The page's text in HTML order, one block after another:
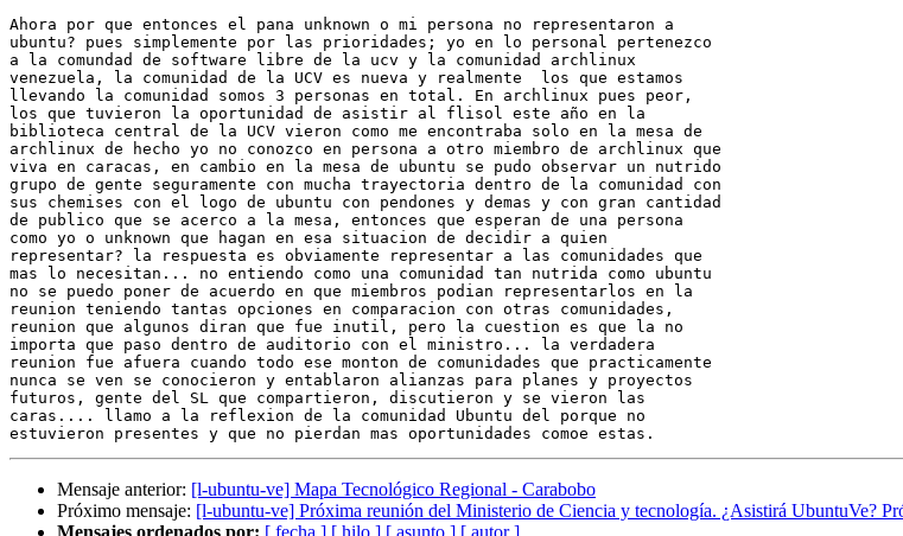
Ahora por que entonces el pana unknown o mi persona no representaron a
ubuntu? pues simplemente por las prioridades; yo en lo personal pertenezco
a la comundad de software libre de la ucv y la comunidad archlinux
venezuela, la comunidad de la UCV es nueva y realmente  los que estamos
llevando la comunidad somos 3 personas en total. En archlinux pues peor,
los que tuvieron la oportunidad de asistir al flisol este año en la
biblioteca central de la UCV vieron como me encontraba solo en la mesa de
archlinux de hecho yo no conozco en persona a otro miembro de archlinux que
viva en caracas, en cambio en la mesa de ubuntu se pudo observar un nutrido
grupo de gente seguramente con mucha trayectoria dentro de la comunidad con
sus chemises con el logo de ubuntu con pendones y demas y con gran cantidad
de publico que se acerco a la mesa, entonces que esperan de una persona
como yo o unknown que hagan en esa situacion de decidir a quien
representar? la respuesta es obviamente representar a las comunidades que
mas lo necesitan... no entiendo como una comunidad tan nutrida como ubuntu
no se puedo poner de acuerdo en que miembros podian representarlos en la
reunion teniendo tantas opciones en comparacion con otras comunidades,
reunion que algunos diran que fue inutil, pero la cuestion es que la no
importa que paso dentro de auditorio con el ministro... la verdadera
reunion fue afuera cuando todo ese monton de comunidades que practicamente
nunca se ven se conocieron y entablaron alianzas para planes y proyectos
futuros, gente del SL que compartieron, discutieron y se vieron las
caras.... llamo a la reflexion de la comunidad Ubuntu del porque no
Mensaje anterior: [l-ubuntu-ve] Mapa Tecnológico Regional - Carabobo
Próximo mensaje: [l-ubuntu-ve] Próxima reunión del Ministerio de Ciencia y tecnología. ¿Asistirá UbuntuVe?